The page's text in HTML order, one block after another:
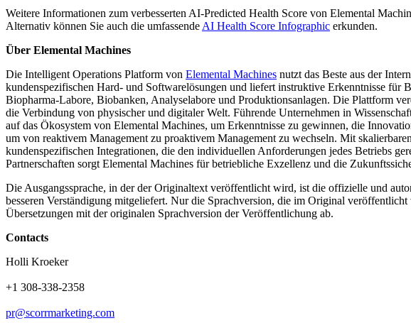
Weitere Informationen zum verbesserten AI-Predicted Health Score von Elemental
Alternativ können Sie auch die umfassende AI Health Score Infographic erkunden.
Über Elemental Machines
Die Intelligent Operations Platform von Elemental Machines nutzt das Beste aus der
kundenspezifischen Hard- und Softwarelösungen und liefert instruktive Erkenntnisse für
Biopharma-Labore, Biobanken, Analyselabore und Produktionsanlagen. Die Plattform
die Verbindung von physischer und digitaler Welt. Führende Unternehmen in
auf das Ökosystem von Elemental Machines, um Erkenntnisse zu gewinnen, die
um von reaktivem Management zu proaktivem Management zu wechseln. Mit
kundenspezifischen Integrationen, die den individuellen Anforderungen jedes Betriebs
Partnerschaften sorgt Elemental Machines für betriebliche Exzellenz und die
Die Ausgangssprache, in der der Originaltext veröffentlicht wird, ist die offizielle und
besseren Verständigung mitgeliefert. Nur die Sprachversion, die im Original
Übersetzungen mit der originalen Sprachversion der Veröffentlichung ab.
Contacts
Holli Kroeker
+1 308-338-2358
pr@scorrmarketing.com